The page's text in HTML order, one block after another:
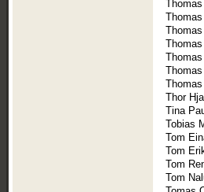
Thor
Tina
Tobias
Tom
Tom
Tom
Tom